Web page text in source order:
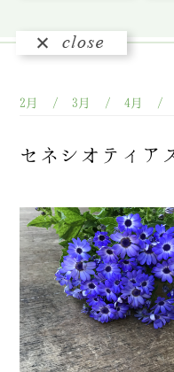
スミレ
セントーレア
ダイアンサス
ダリア
デルフィニウム
デン
ハボタン
ハモノ
ヒバスギルイ
ヒペリ
ファレノ
ファレノ（
ブバリア
ヘリコニア
マトリカリヤ
マーガ
ミツキモノボンサイルイ
ユリアジアティック
2月 / 3月 / 4月 /
セネシオティア